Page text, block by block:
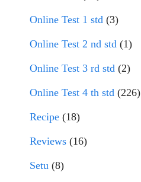
Online Test 1 std (3)
Online Test 2 nd std (1)
Online Test 3 rd std (2)
Online Test 4 th std (226)
Recipe (18)
Reviews (16)
Setu (8)